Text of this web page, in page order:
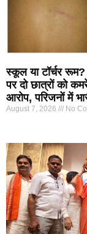
स्कूल या टॉर्चर
पर दो छात्रों को
आरोप, परिजनों में
August 7, 2026 No